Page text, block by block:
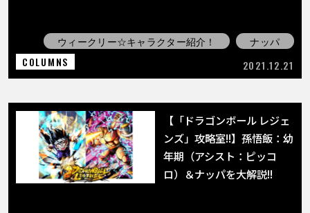
ウィークリー☆キャラクター紹介！
ナッパ
COLUMNS
2021.12.21
【「ドラゴンボール レジェ
ンズ」攻略室!!】孫悟飯：幼
年期（アシスト：ピッコ
ロ）＆ナッパを大解説!!